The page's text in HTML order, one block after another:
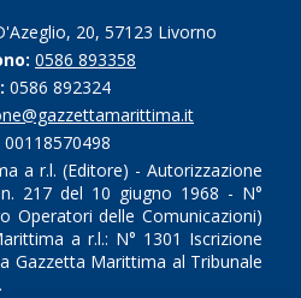
20, 57123 Livorno
0586 893358
0586 892324
00118570498
a r.l. (Editore) - Autorizzazione
217 del 10 giugno 1968 - N°
Operatori delle Comunicazioni)
a r.l.: N° 1301 Iscrizione
Gazzetta Marittima al Tribunale